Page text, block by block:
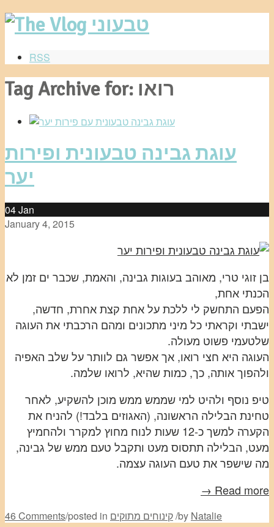
RSS
Tag Archive for: רואו
עוגת גבינה טבעונית ופירות
יער
04Jan
January 4, 2015
בן זוגי טרי, מאוהב בעוגות גבינה, והאמת, שכבר ים זמן לא
הכנתי אחת,
הפעם התחשק לי ללכת על אחת קצת אחרת, חדשה,
ישבתי וקראתי כל מיני מתכונים ומהם הרכבתי את העוגה
שלטעמי פשוט מעולה.
העוגה היא חצי רואו, אך אפשר גם לוותר על שלב האפיה
ולהפוך אותה, כך, כמות שהיא, לרואו שלמה.
טיפ נוסף ולהיט למי שממש ממש מוכן להשקיע, לאחר
טחינת הבלילה הראשונה, (האגוזים בלבד!) להניח את
הקערה למשך כ-12 שעות לנוח מחוץ למקרר ולהחמיץ
מעט, הבלילה תתסוס מעט ותקבל טעם ממש של גבינה,
מה שישפר את טעם העוגה עצמה.
Read more →
46 Comments/posted in קינוחים מתוקים/by Natalie